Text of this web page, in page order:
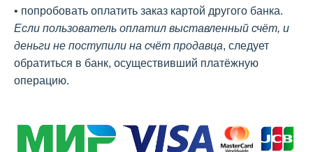
• попробовать оплатить заказ картой другого банка.
Если пользователь оплатил выставленный счёт, и
деньги не поступили на счёт продавца, следует
обратиться в банк, осуществивший платёжную
операцию.